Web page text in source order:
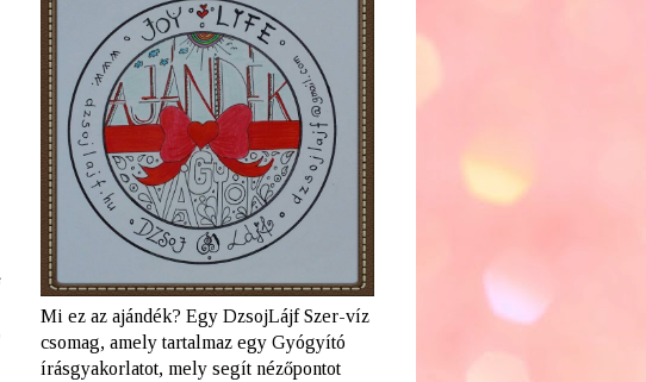
Mi ez az ajándék? Egy DzsojLájf Szer-víz
csomag, amely tartalmaz egy Gyógyító
írásgyakorlatot, mely segít nézőpontot